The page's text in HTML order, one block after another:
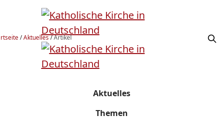
/Aktuelles/Artikel
Aktuelles
Themen